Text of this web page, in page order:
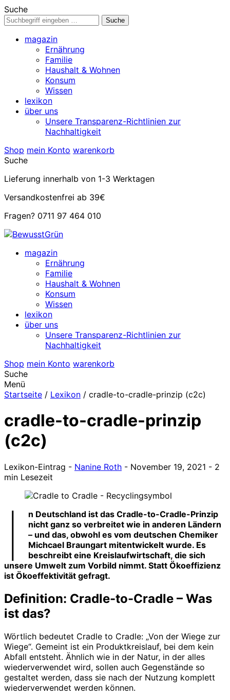
Suche
magazin
Ernährung
Familie
Haushalt & Wohnen
Konsum
Wissen
lexikon
über uns
Unsere Transparenz-Richtlinien zur
Nachhaltigkeit
Shop mein Konto warenkorb
Suche
Lieferung innerhalb von 1-3 Werktagen
Versandkostenfrei ab 39€
Fragen? 0711 97 464 010
magazin
Ernährung
Familie
Haushalt & Wohnen
Konsum
Wissen
lexikon
über uns
Unsere Transparenz-Richtlinien zur
Nachhaltigkeit
Shop mein Konto warenkorb
Suche
Menü
Startseite / Lexikon / cradle-to-cradle-prinzip (c2c)
cradle-to-cradle-prinzip
(c2c)
Lexikon-Eintrag - Nanine Roth - November 19, 2021 - 2
min Lesezeit
I
n Deutschland ist das Cradle-to-Cradle-Prinzip
nicht ganz so verbreitet wie in anderen Ländern
– und das, obwohl es vom deutschen Chemiker
Michcael Braungart mitentwickelt wurde. Es
beschreibt eine Kreislaufwirtschaft, die sich
unsere Umwelt zum Vorbild nimmt. Statt Ökoeffizienz
ist Ökoeffektivität gefragt.
Definition: Cradle-to-Cradle – Was
ist das?
Wörtlich bedeutet Cradle to Cradle: „Von der Wiege zur
Wiege“. Gemeint ist ein Produktkreislauf, bei dem kein
Abfall entsteht. Ähnlich wie in der Natur, in der alles
wiederverwendet wird, sollen auch Gegenstände so
gestaltet werden, dass sie nach der Nutzung komplett
wiederverwendet werden können.